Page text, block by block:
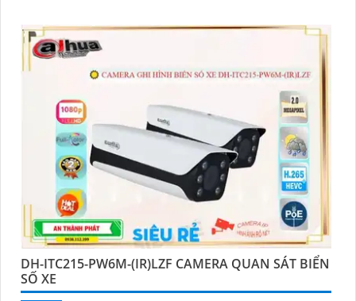
nhu cầu quan sát an ninh ngoài trời thì camera Dahua
DH-IPC-WL46A chính là sự lựa chọn vô cùng phù
hợpCamera an ninh không dây DH-IPC-WL46A là lựa chọn
lý tưởng để bảo vệ ngôi nhà hoặc văn phòng của bạn
DH-ITC215-PW6M-(IR)LZF CAMERA QUAN SÁT BIỂN
SỐ XE